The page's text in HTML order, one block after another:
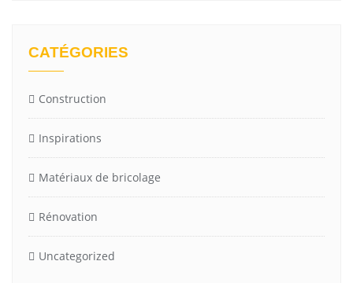
CATÉGORIES
Construction
Inspirations
Matériaux de bricolage
Rénovation
Uncategorized